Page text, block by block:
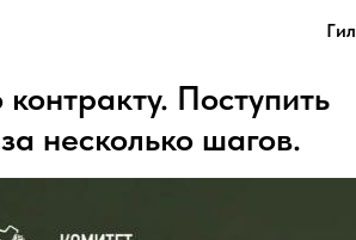
Поступить
несколько шагов.